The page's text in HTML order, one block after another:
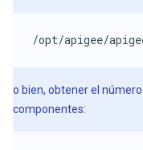
/opt/apigee/
o bien, obtener el
componentes: